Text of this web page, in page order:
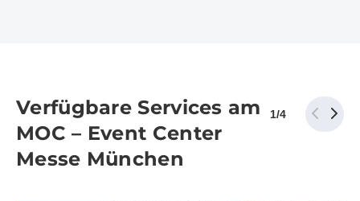
Verfügbare Services am
MOC – Event Center
Messe München
1/4